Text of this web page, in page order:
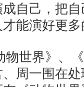
自己，把自
能演好更
物世界》、
周一围在